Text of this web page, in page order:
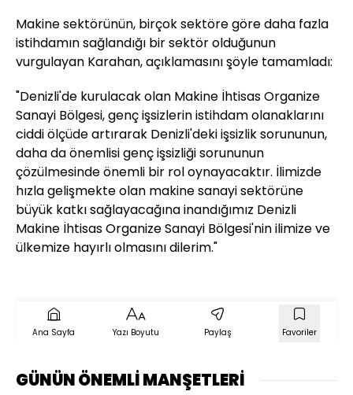
Makine sektörünün, birçok sektöre göre daha fazla
istihdamın sağlandığı bir sektör olduğunun
vurgulayan Karahan, açıklamasını şöyle tamamladı:
"Denizli'de kurulacak olan Makine İhtisas Organize
Sanayi Bölgesi, genç işsizlerin istihdam olanaklarını
ciddi ölçüde artırarak Denizli'deki işsizlik sorununun,
daha da önemlisi genç işsizliği sorununun
çözülmesinde önemli bir rol oynayacaktır. İlimizde
hızla gelişmekte olan makine sanayi sektörüne
büyük katkı sağlayacağına inandığımız Denizli
Makine İhtisas Organize Sanayi Bölgesi'nin ilimize ve
ülkemize hayırlı olmasını dilerim."
Ana Sayfa Yazı Boyutu Paylaş Favoriler
GÜNÜN ÖNEMLİ MANŞETLERİ